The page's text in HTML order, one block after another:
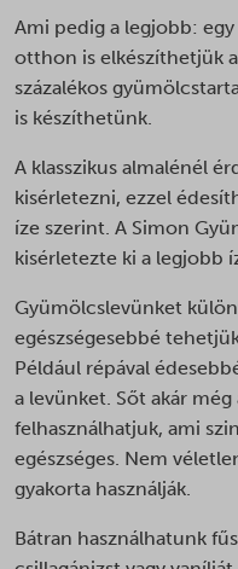
Ami pedig a legjobb:
otthon is elkészíthetjük
százalékos
is készíthetünk.
A klasszikus almalénél
kisérletezni, ezzel
íze szerint. A Simon
kisérletezte ki a legjobb
Gyümölcslevünket
egészségesebbé
Például répával
a levünket. Sőt akár még
felhasználhatjuk, ami
egészséges. Nem
gyakorta használják.
Bátran használhatunk